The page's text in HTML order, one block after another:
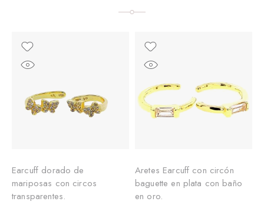
Earcuff dorado de
mariposas con circos
transparentes.
Aretes Earcuff con circón
baguette en plata con baño
en oro.